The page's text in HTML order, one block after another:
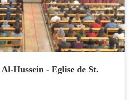
Hussein - Eglise de St.